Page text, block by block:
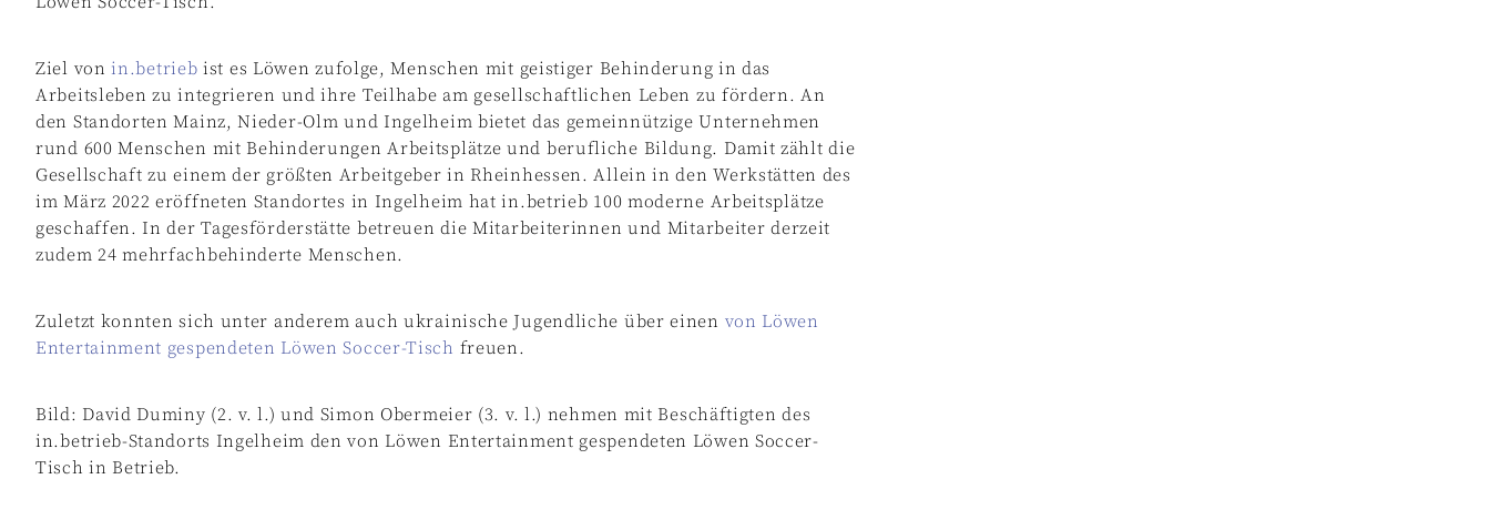
Ziel vonin.betrieb ist es Löwen zufolge, Menschen mit geistiger Behinderung in das
Arbeitsleben zu integrieren und ihre Teilhabe am gesellschaftlichen Leben zu fördern. An
den Standorten Mainz, Nieder-Olm und Ingelheim bietet das gemeinnützige Unternehmen
rund 600 Menschen mit Behinderungen Arbeitsplätze und berufliche Bildung. Damit zählt die
Gesellschaft zu einem der größten Arbeitgeber in Rheinhessen. Allein in den Werkstätten des
im März 2022 eröffneten Standortes in Ingelheim hat in.betrieb 100 moderne Arbeitsplätze
geschaffen. In der Tagesförderstätte betreuen die Mitarbeiterinnen und Mitarbeiter derzeit
zudem 24 mehrfachbehinderte Menschen.
Zuletzt konnten sich unter anderem auch ukrainische Jugendliche über einen von Löwen
Entertainment gespendeten Löwen Soccer-Tisch freuen.
Bild: David Duminy (2. v. l.) und Simon Obermeier (3. v. l.) nehmen mit Beschäftigten des
in.betrieb-Standorts Ingelheim den von Löwen Entertainment gespendeten Löwen Soccer-
Tisch in Betrieb.